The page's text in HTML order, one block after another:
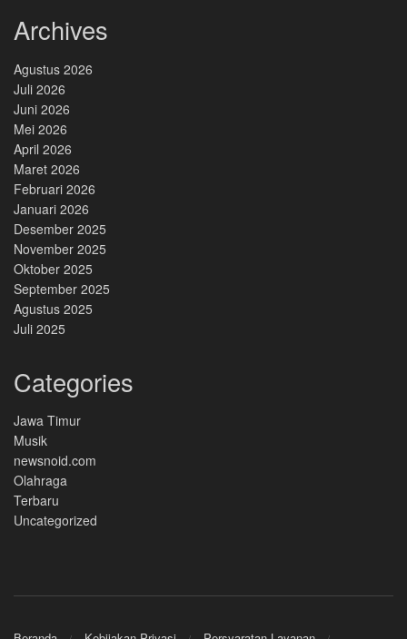
Archives
Agustus 2026
Juli 2026
Juni 2026
Mei 2026
April 2026
Maret 2026
Februari 2026
Januari 2026
Desember 2025
November 2025
Oktober 2025
September 2025
Agustus 2025
Juli 2025
Categories
Jawa Timur
Musik
newsnoid.com
Olahraga
Terbaru
Uncategorized